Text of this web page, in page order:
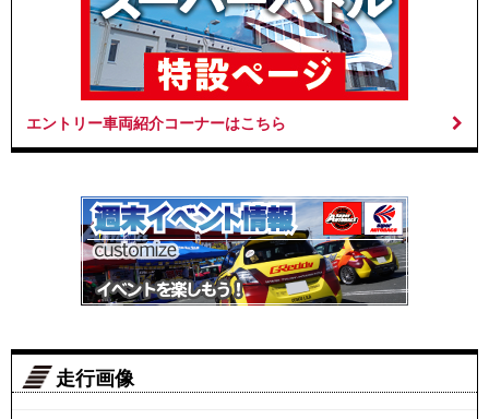
エントリー車両紹介コーナーはこちら
走行画像